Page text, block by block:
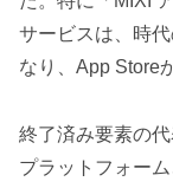
サービスは、時
なり、App Store
終了済み要素の
プラットフォー